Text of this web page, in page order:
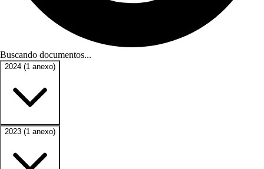
Buscando documentos...
2024 (1 anexo)
2023 (1 anexo)